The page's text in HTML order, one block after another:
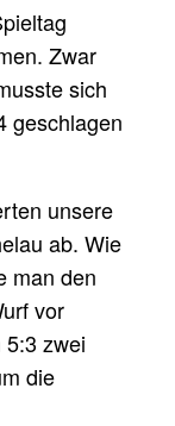
Zwar
sich
geschlagen
unsere
ab. Wie
man den
vor
zwei
die